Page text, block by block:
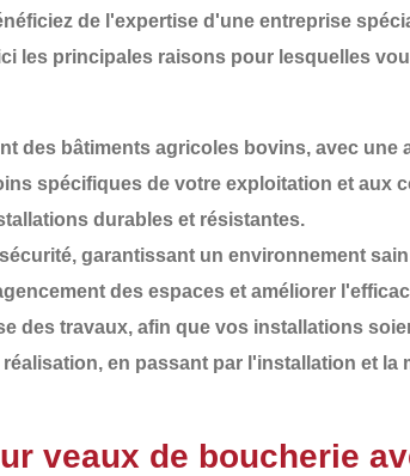
de l'expertise d'une entreprise
les principales raisons pour lesquelles
des bâtiments agricoles bovins, avec une
spécifiques de votre exploitation et aux
durables et résistantes.
, garantissant un environnement
des espaces et améliorer
des travaux, afin que vos installations
en passant par l'installation et la
veaux de boucherie